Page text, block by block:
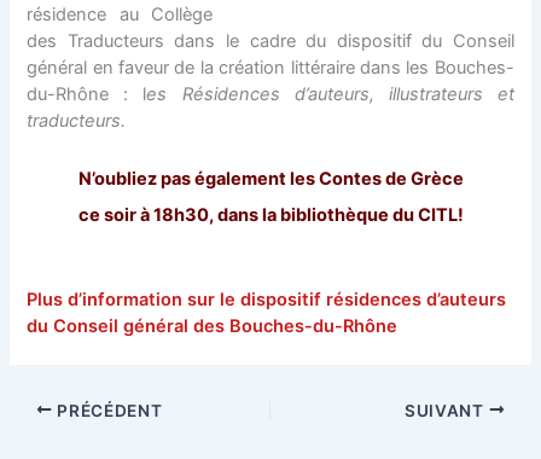
résidence au Collège
des Traducteurs dans le cadre du dispositif du Conseil
général en faveur de la création littéraire dans les Bouches-
du-Rhône : les Résidences d’auteurs, illustrateurs et
traducteurs.
N’oubliez pas également les Contes de Grèce
ce soir à 18h30, dans la bibliothèque du CITL!
Plus d’information sur le dispositif résidences d’auteurs
du Conseil général des Bouches-du-Rhône
PRÉCÉDENT SUIVANT